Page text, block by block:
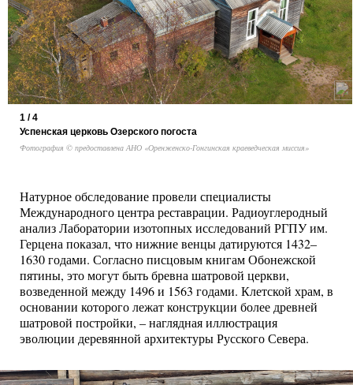
1 / 4
Успенская церковь Озерского погоста
Фотография © предоставлена АНО «Оренженско-Гонгинская краеведческая миссия»
Натурное обследование провели специалисты
Международного центра реставрации. Радиоуглеродный
анализ Лаборатории изотопных исследований РГПУ им.
Герцена показал, что нижние венцы датируются 1432–
1630 годами. Согласно писцовым книгам Обонежской
пятины, это могут быть бревна шатровой церкви,
возведенной между 1496 и 1563 годами. Клетской храм, в
основании которого лежат конструкции более древней
шатровой постройки, – наглядная иллюстрация
эволюции деревянной архитектуры Русского Севера.